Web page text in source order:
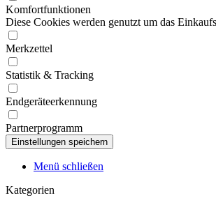
Komfortfunktionen
Diese Cookies werden genutzt um das
Merkzettel
Statistik & Tracking
Endgeräteerkennung
Partnerprogramm
Menü schließen
Kategorien